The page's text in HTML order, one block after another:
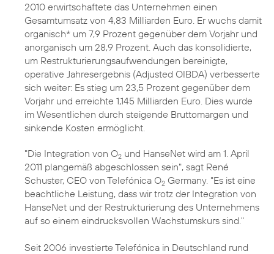
2010 erwirtschaftete das Unternehmen einen
Gesamtumsatz von 4,83 Milliarden Euro. Er wuchs damit
organisch* um 7,9 Prozent gegenüber dem Vorjahr und
anorganisch um 28,9 Prozent. Auch das konsolidierte,
um Restrukturierungsaufwendungen bereinigte,
operative Jahresergebnis (Adjusted OIBDA) verbesserte
sich weiter: Es stieg um 23,5 Prozent gegenüber dem
Vorjahr und erreichte 1,145 Milliarden Euro. Dies wurde
im Wesentlichen durch steigende Bruttomargen und
sinkende Kosten ermöglicht.
"Die Integration von O2 und HanseNet wird am 1. April
2011 plangemäß abgeschlossen sein", sagt René
Schuster, CEO von Telefónica O2 Germany. "Es ist eine
beachtliche Leistung, dass wir trotz der Integration von
HanseNet und der Restrukturierung des Unternehmens
auf so einem eindrucksvollen Wachstumskurs sind."
Seit 2006 investierte Telefónica in Deutschland rund